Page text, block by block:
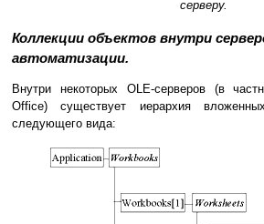
серверу.
Коллекции объектов внутри
автоматизации.
Внутри некоторых OLE-серверов (в
Office) существует иерархия
следующего вида: